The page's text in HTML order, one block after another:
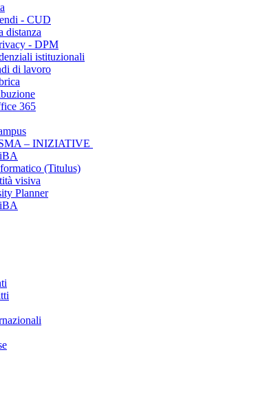
- CUD
distanza
- DPM
istituzionali
di lavoro
365
– INIZIATIVE
(Titulus)
visiva
Planner